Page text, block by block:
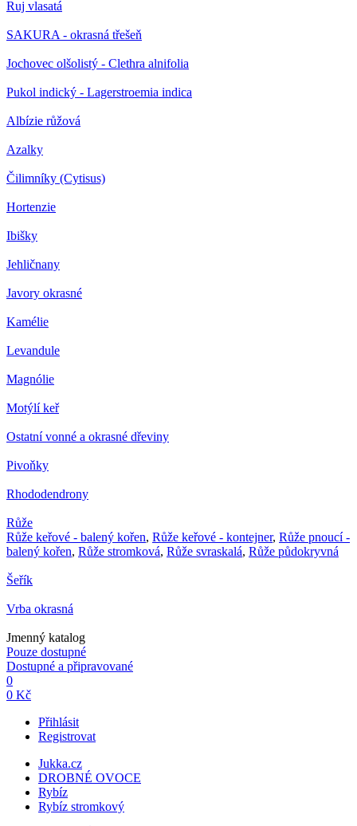
Ruj vlasatá
SAKURA - okrasná třešeň
Jochovec olšolistý - Clethra alnifolia
Pukol indický - Lagerstroemia indica
Albízie růžová
Azalky
Čilimníky (Cytisus)
Hortenzie
Ibišky
Jehličnany
Javory okrasné
Kamélie
Levandule
Magnólie
Motýlí keř
Ostatní vonné a okrasné dřeviny
Pivoňky
Rhododendrony
Růže
Růže keřové - balený kořen, Růže keřové - kontejner, Růže pnoucí -
balený kořen, Růže stromková, Růže svraskalá, Růže půdokryvná
Šeřík
Vrba okrasná
Jmenný katalog
Pouze dostupné
Dostupné a připravované
0
0 Kč
Přihlásit
Registrovat
Jukka.cz
DROBNÉ OVOCE
Rybíz
Rybíz stromkový